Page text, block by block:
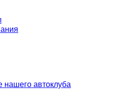
автоклуба